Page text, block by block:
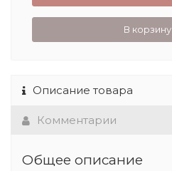
В корзину
Описание товара
Комментарии
Общее описание